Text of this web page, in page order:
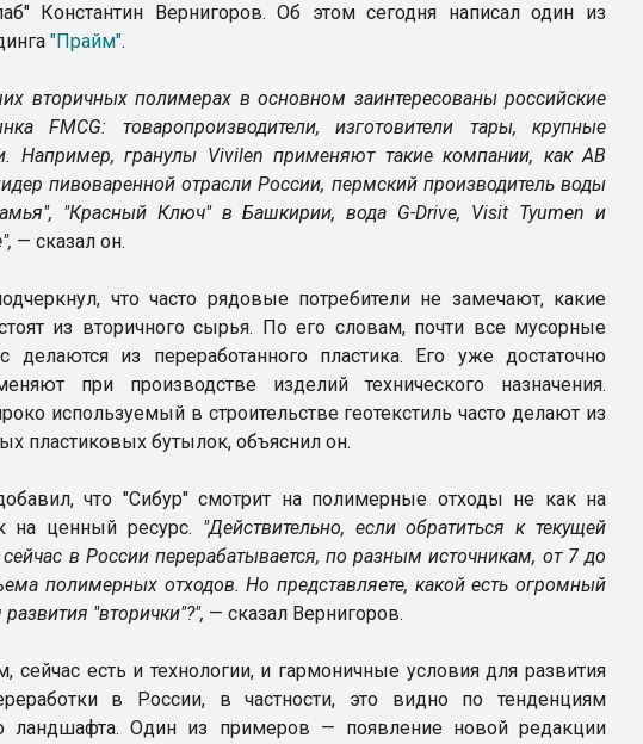
Константин Вернигоров. Об этом сегодня написал один из
"Прайм".
вторичных полимерах в основном заинтересованы российские
FMCG: товаропроизводители, изготовители тары, крупные
Например, гранулы Vivilen применяют такие компании, как AB
пивоваренной отрасли России, пермский производитель воды
"Красный Ключ" в Башкирии, вода G-Drive, Visit Tyumen и
— сказал он.
что часто рядовые потребители не замечают, какие
из вторичного сырья. По его словам, почти все мусорные
делаются из переработанного пластика. Его уже достаточно
при производстве изделий технического назначения.
используемый в строительстве геотекстиль часто делают из
пластиковых бутылок, объяснил он.
что "Сибур" смотрит на полимерные отходы не как на
на ценный ресурс. "Действительно, если обратиться к текущей
сейчас в России перерабатывается, по разным источникам, от 7 до
полимерных отходов. Но представляете, какой есть огромный
"вторички"?", — сказал Вернигоров.
сейчас есть и технологии, и гармоничные условия для развития
в России, в частности, это видно по тенденциям
ландшафта. Один из примеров — появление новой редакции